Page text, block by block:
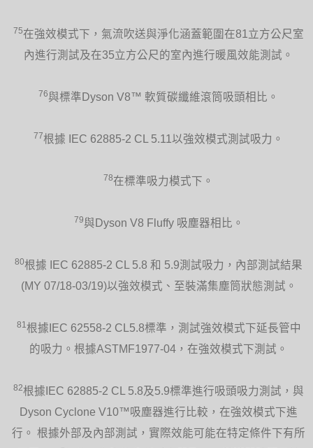
75在強效模式下，氣流吹送與淨化涵蓋範圍在81立方公尺室
內進行測試及在35立方公尺的室內進行暖風效能測試。
76與標準Dyson V8™ 軟質碳纖維滾筒吸頭相比。
77根據 IEC 62885-2 CL 5.11以強效模式測試吸力。
78在標準吸力模式下。
79與Dyson V8 Fluffy 吸塵器相比。
80根據 IEC 62885-2 CL 5.8 和 5.9測試吸力，內部測試結果
(MY 07/18-03/19)以強效模式、至裝滿集塵筒狀態測試。
81 根據IEC 62558-2 CL5.8標準，測試強效模式下延長管中
的吸力。根據ASTMF1977-04，在強效模式下測試。
82根據IEC 62885-2 CL 5.8及5.9標準進行吸頭吸力測試，與
Dyson Cyclone V10™吸塵器進行比較，在強效模式下進
行。 根據外部及內部測試，實際效能可能在特定條件下有所